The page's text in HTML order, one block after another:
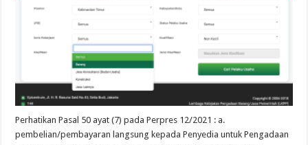
Perhatikan Pasal 50 ayat (7) pada Perpres 12/2021 : a.
pembelian/pembayaran langsung kepada Penyedia untuk Pengadaan